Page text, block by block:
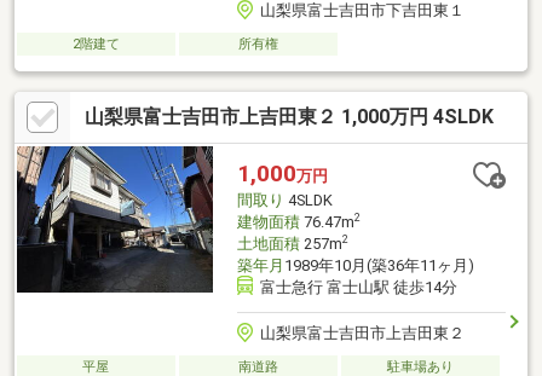
山梨県富士吉田市下吉田東１
2階建て 所有権
山梨県富士吉田市上吉田東２ 1,000万円 4SLDK
1,000万円
間取り 4SLDK
建物面積76.47m2
土地面積257m2
築年月 1989年10月(築36年11ヶ月)
富士急行 富士山駅 徒歩14分
山梨県富士吉田市上吉田東２
平屋 南道路
駐車場あり